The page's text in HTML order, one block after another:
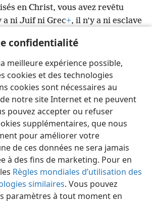
confidentialité
meilleure expérience possible,
cookies et des technologies
cookies sont nécessaires au
notre site Internet et ne peuvent
pouvez accepter ou refuser
supplémentaires, que nous
pour améliorer votre
de ces données ne sera jamais
à des fins de marketing. Pour en
Règles mondiales d’utilisation des
similaires. Vous pouvez
paramètres à tout moment en
en Christ, vous avez revêtu
a ni Juif ni Grec+, il n’y a ni esclave
en union avec Christ Jésus
vous appartenez à Christ, vous
d’Abraham+,
à une promesse+.
Partager Préférences
Tower Bible and Tract Society of Pennsylvania
d’utilisation
Règles de confidentialité
JW.ORG Se connecter